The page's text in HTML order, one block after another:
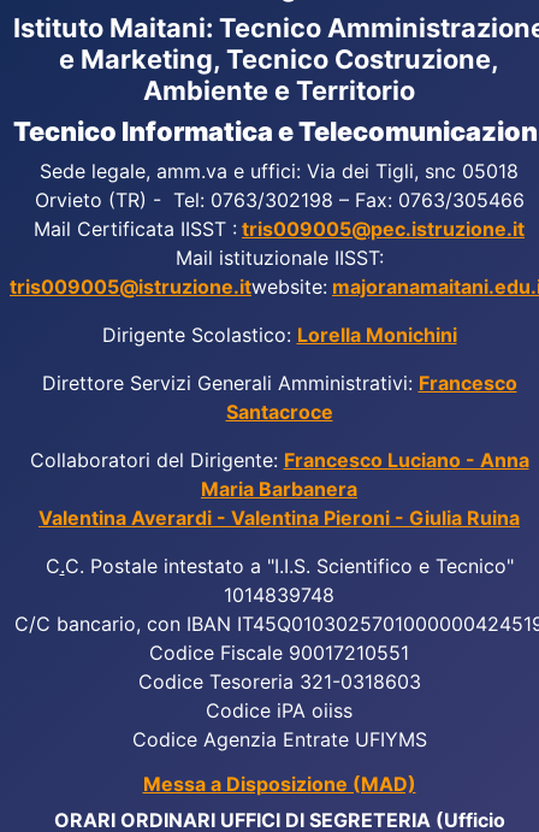
Istituto Maitani: Tecnico
e Marketing, Tecnico Costruzione,
Ambiente e Territorio
Tecnico Informatica e
Sede legale, amm.va e uffici: Via dei Tigli, snc 05018
Orvieto (TR) - Tel: 0763/302198 – Fax: 0763/305466
Mail Certificata IISST : tris009005@pec.istruzione.it
Mail istituzionale IISST:
tris009005@istruzione.itwebsite:
Dirigente Scolastico: Lorella Monichini
Direttore Servizi Generali Amministrativi: Francesco
Santacroce
Collaboratori del Dirigente: Francesco Luciano - Anna
Maria Barbanera
Valentina Averardi - Valentina Pieroni - Giulia Ruina
C.C. Postale intestato a "I.I.S. Scientifico e Tecnico"
1014839748
C/C bancario, con IBAN
Codice Fiscale 90017210551
Codice Tesoreria 321-0318603
Codice iPA oiiss
Codice Agenzia Entrate UFIYMS
Messa a Disposizione (MAD)
ORARI ORDINARI UFFICI DI SEGRETERIA (Ufficio